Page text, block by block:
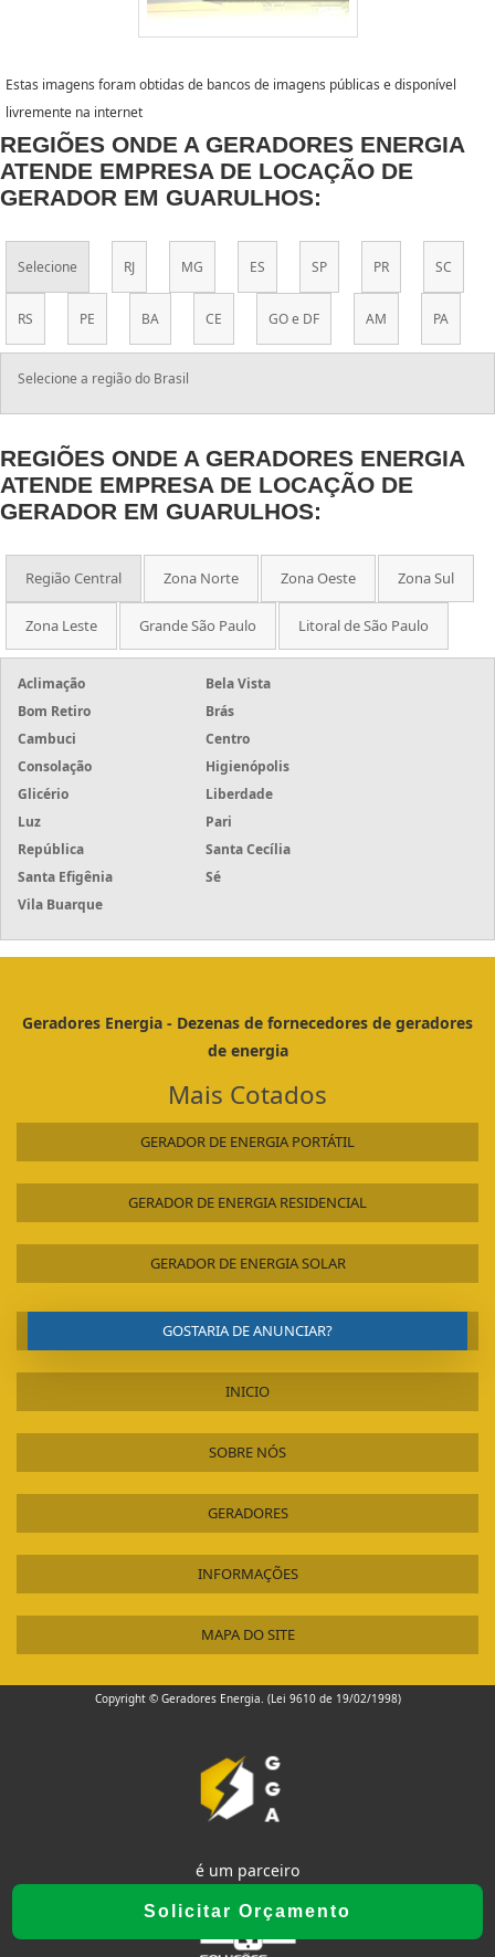
Solicitar Orçamento
Estas imagens foram obtidas de bancos de imagens públicas e disponível
livremente na internet
REGIÕES ONDE A GERADORES ENERGIA
ATENDE EMPRESA DE LOCAÇÃO DE
GERADOR EM GUARULHOS:
Selecione RJ MG ES SP PR SC
RS PE BA CE GO e DF AM PA
Selecione a região do Brasil
REGIÕES ONDE A GERADORES ENERGIA
ATENDE EMPRESA DE LOCAÇÃO DE
GERADOR EM GUARULHOS:
Região Central Zona Norte Zona Oeste Zona Sul
Zona Leste Grande São Paulo Litoral de São Paulo
Aclimação
Bela Vista
Bom Retiro
Brás
Cambuci
Centro
Consolação
Higienópolis
Glicério
Liberdade
Luz
Pari
República
Santa Cecília
Santa Efigênia
Sé
Vila Buarque
Geradores Energia - Dezenas de fornecedores de geradores
de energia
Mais Cotados
GERADOR DE ENERGIA PORTÁTIL
GERADOR DE ENERGIA RESIDENCIAL
GERADOR DE ENERGIA SOLAR
GOSTARIA DE ANUNCIAR?
INICIO
SOBRE NÓS
GERADORES
INFORMAÇÕES
MAPA DO SITE
Copyright © Geradores Energia. (Lei 9610 de 19/02/1998)
é um parceiro